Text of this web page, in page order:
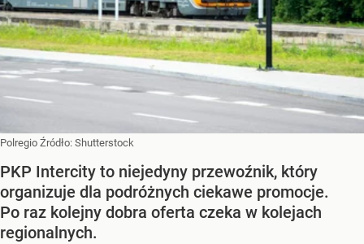
Polregio Źródło: Shutterstock
PKP Intercity to niejedyny przewoźnik, który
organizuje dla podróżnych ciekawe promocje.
Po raz kolejny dobra oferta czeka w kolejach
regionalnych.